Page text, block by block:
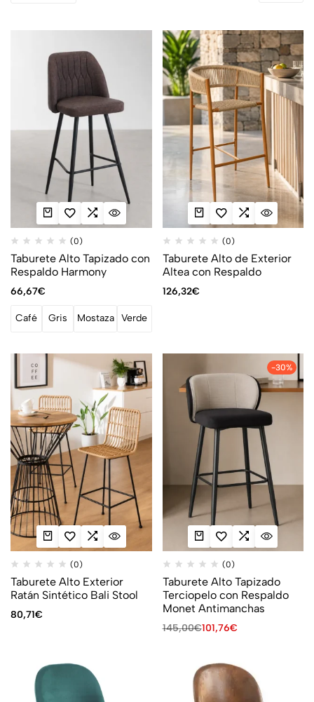
(0)
Taburete Alto Tapizado con
Respaldo Harmony
66,67€
Café Gris Mostaza Verde
(0)
Taburete Alto de Exterior
Altea con Respaldo
126,32€
(0)
Taburete Alto Exterior
Ratán Sintético Bali Stool
80,71€
-30%
(0)
Taburete Alto Tapizado
Terciopelo con Respaldo
Monet Antimanchas
145,00€101,76€